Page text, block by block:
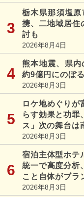
栃木県那須塩
携、二地域居住
討も
2026年8月4日
熊本地震、県内
約9億円にのぼ
2026年8月3日
ロケ地めぐりが
らす効果と功罪
ス」次の舞台は
2026年8月3日
宿泊主体型ホ
統一で高度分析
こと自体がブラ
2026年8月3日